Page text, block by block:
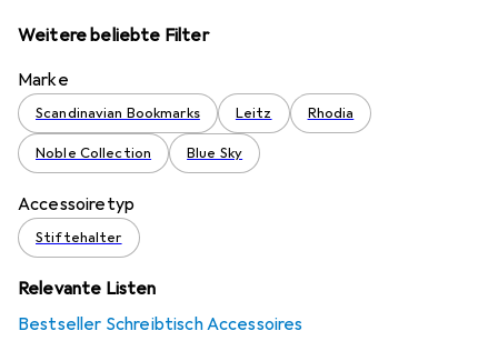
Weitere beliebte Filter
Marke
Scandinavian Bookmarks Leitz Rhodia
Noble Collection Blue Sky
Accessoiretyp
Stiftehalter
Relevante Listen
Bestseller Schreibtisch Accessoires